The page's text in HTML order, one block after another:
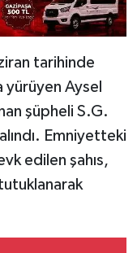
tarihinde
Aysel
şüpheli S.G.
Emniyetteki
edilen şahıs,
tutuklanarak